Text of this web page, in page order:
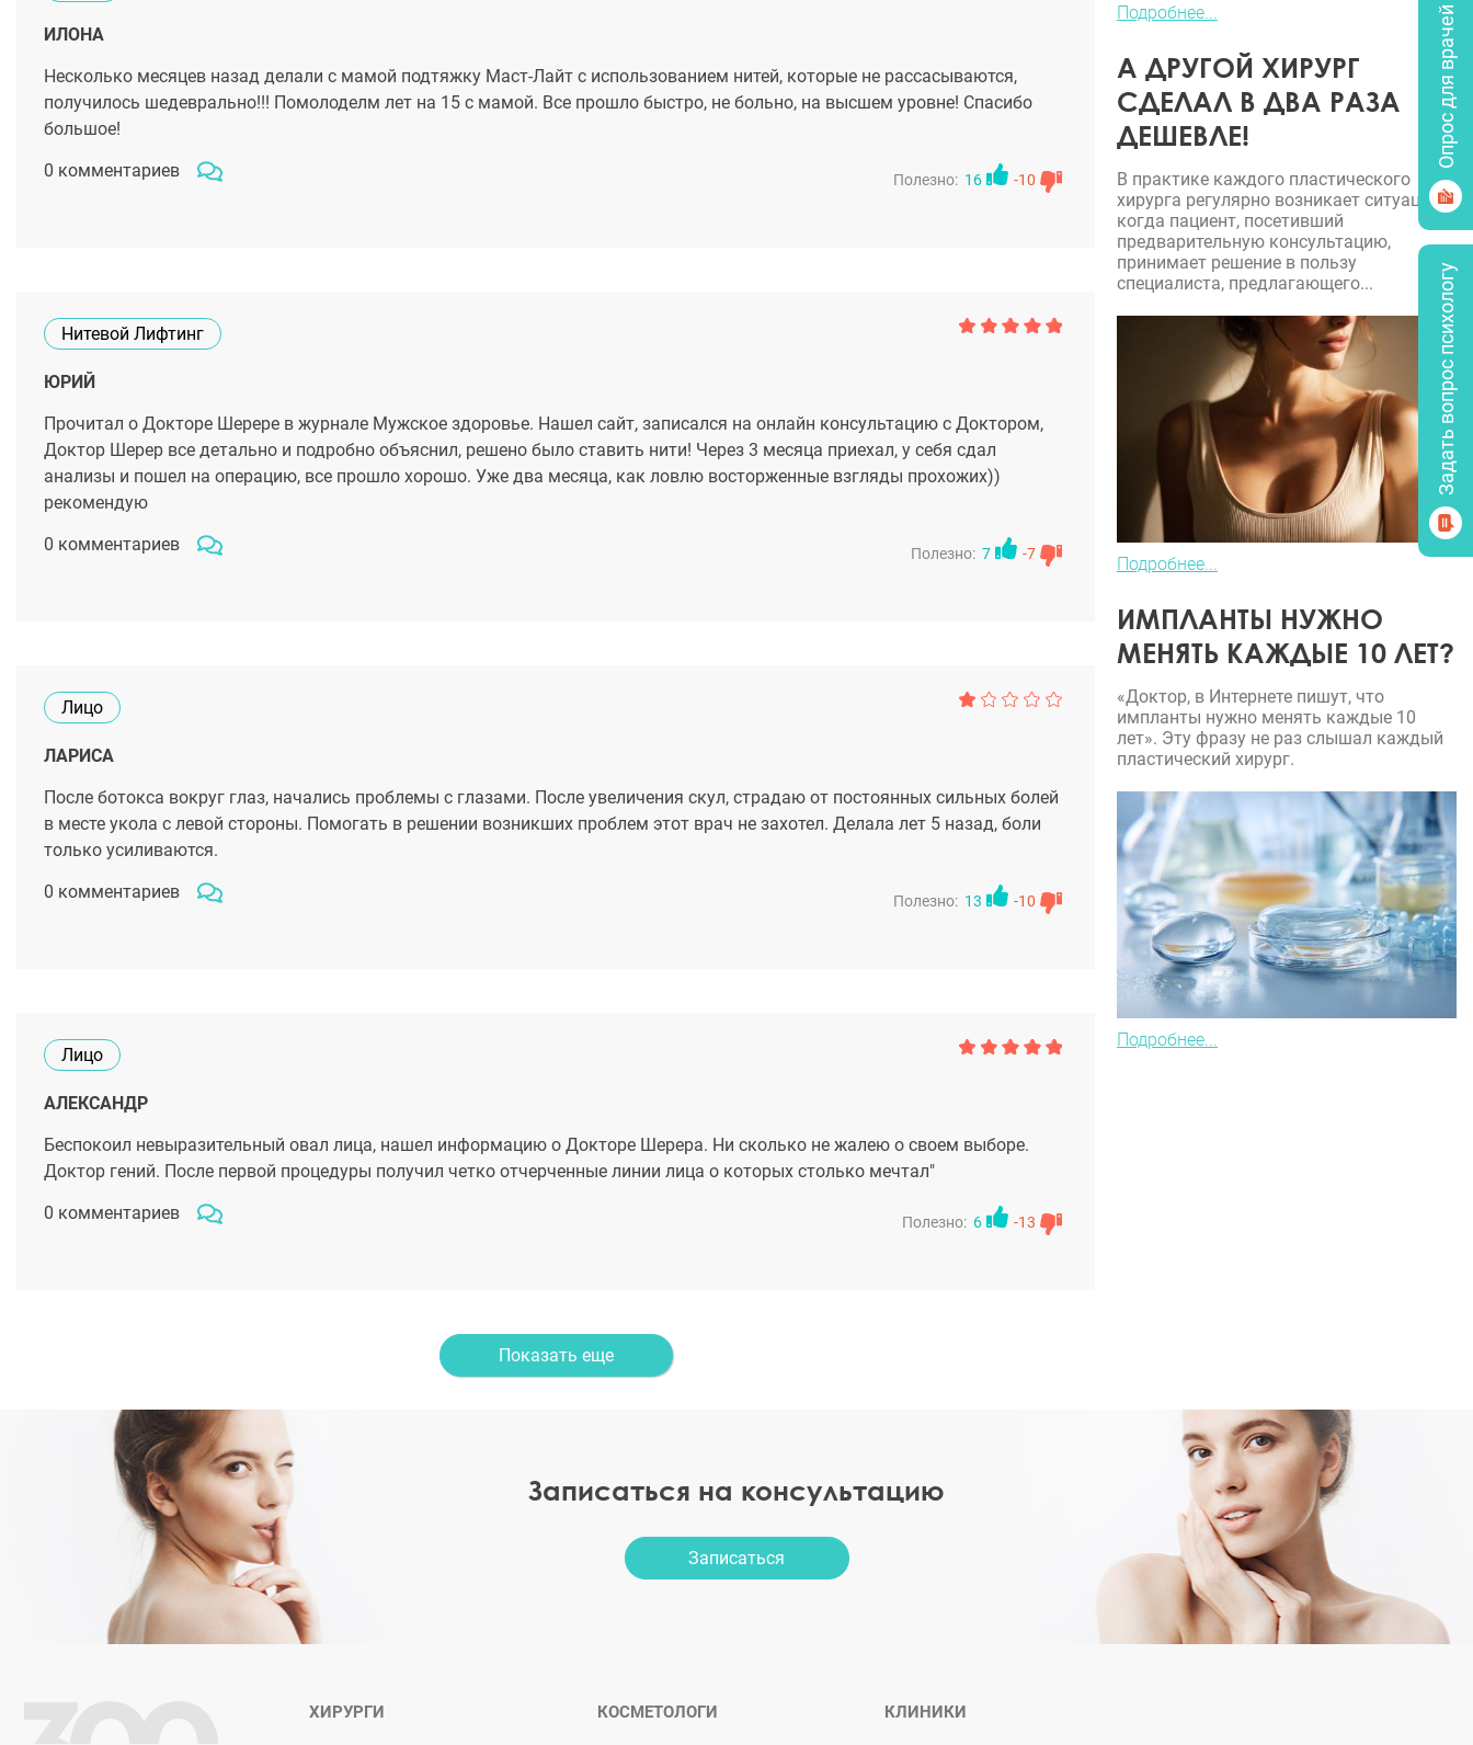
ИЛОНА
Несколько месяцев назад делали с мамой подтяжку Маст-Лайт с использованием нитей, которые не рассасываются,
получилось шедеврально!!! Помолоделм лет на 15 с мамой. Все прошло быстро, не больно, на высшем уровне! Спасибо
большое!
0 комментариев
Полезно: 16 -10
Нитевой Лифтинг
ЮРИЙ
Прочитал о Докторе Шерере в журнале Мужское здоровье. Нашел сайт, записался на онлайн консультацию с Доктором,
Доктор Шерер все детально и подробно объяснил, решено было ставить нити! Через 3 месяца приехал, у себя сдал
анализы и пошел на операцию, все прошло хорошо. Уже два месяца, как ловлю восторженные взгляды прохожих))
рекомендую
0 комментариев
Полезно: 7 -7
Лицо
ЛАРИСА
После ботокса вокруг глаз, начались проблемы с глазами. После увеличения скул, страдаю от постоянных сильных болей
в месте укола с левой стороны. Помогать в решении возникших проблем этот врач не захотел. Делала лет 5 назад, боли
только усиливаются.
0 комментариев
Полезно: 13 -10
Лицо
АЛЕКСАНДР
Беспокоил невыразительный овал лица, нашел информацию о Докторе Шерера. Ни сколько не жалею о своем выборе.
Доктор гений. После первой процедуры получил четко отчерченные линии лица о которых столько мечтал"
0 комментариев
Полезно: 6 -13
Показать еще
Подробнее...
А ДРУГОЙ ХИРУРГ
СДЕЛАЛ В ДВА РАЗА
ДЕШЕВЛЕ!
В практике каждого пластического
хирурга регулярно возникает ситуация,
когда пациент, посетивший
предварительную консультацию,
принимает решение в пользу
специалиста, предлагающего...
Подробнее...
ИМПЛАНТЫ НУЖНО
МЕНЯТЬ КАЖДЫЕ 10 ЛЕТ?
«Доктор, в Интернете пишут, что
импланты нужно менять каждые 10
лет». Эту фразу не раз слышал каждый
пластический хирург.
Подробнее...
Записаться на консультацию
Записаться
ХИРУРГИ КОСМЕТОЛОГИ КЛИНИКИ
Опрос для врачей
Задать вопрос психологу